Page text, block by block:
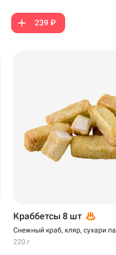
239 ₽
Краббетсы 8 шт
Снежный краб, кляр, сухари
220 г